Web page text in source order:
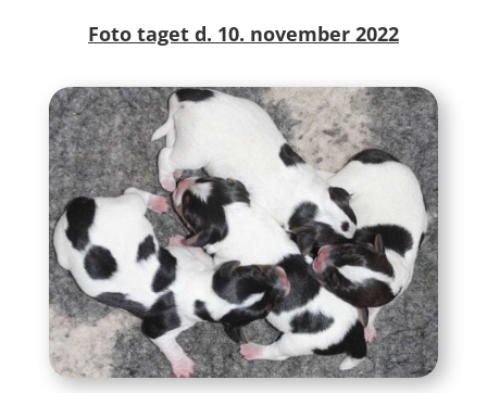
Foto taget d. 10. november 2022